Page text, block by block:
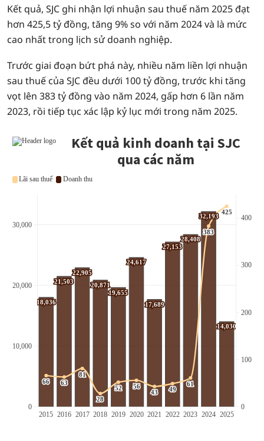
Kết quả, SJC ghi nhận lợi nhuận sau thuế năm 2025 đạt
hơn 425,5 tỷ đồng, tăng 9% so với năm 2024 và là mức
cao nhất trong lịch sử doanh nghiệp.
Trước giai đoạn bứt phá này, nhiều năm liền lợi nhuận
sau thuế của SJC đều dưới 100 tỷ đồng, trước khi tăng
vọt lên 383 tỷ đồng vào năm 2024, gấp hơn 6 lần năm
2023, rồi tiếp tục xác lập kỷ lục mới trong năm 2025.